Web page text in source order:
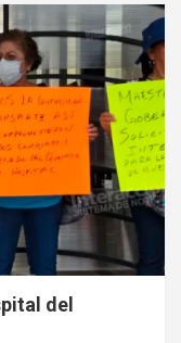
del